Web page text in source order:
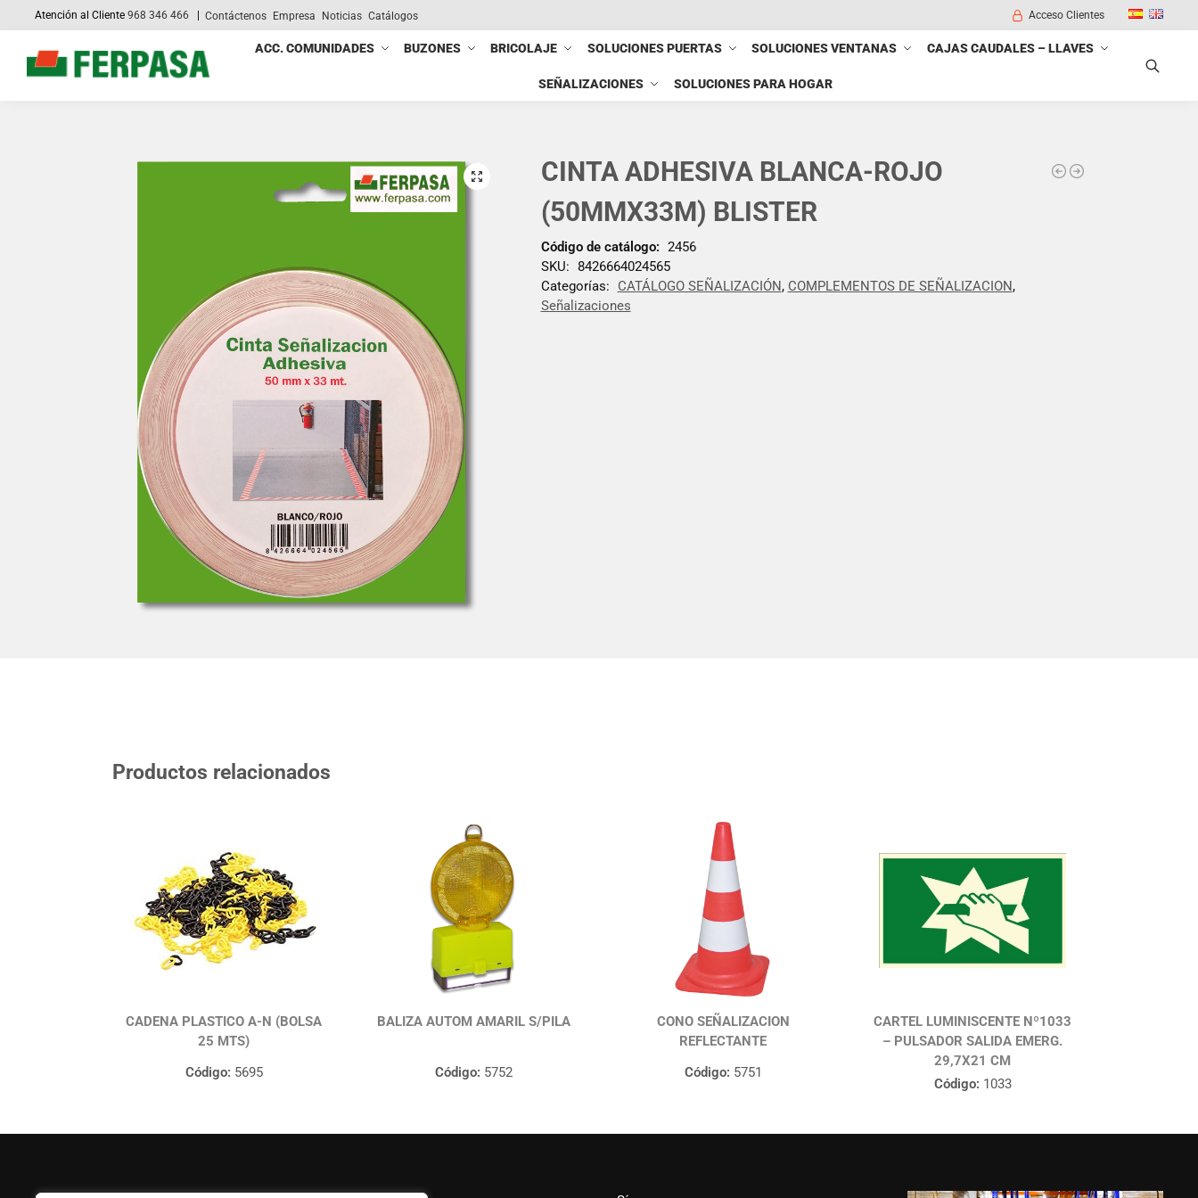
Atención al Cliente968 346 466 Contáctenos Empresa Noticias Catálogos Acceso Clientes
ACC. COMUNIDADES BUZONES BRICOLAJE SOLUCIONES PUERTAS SOLUCIONES VENTANAS CAJAS CAUDALES – LLAVES
SEÑALIZACIONES SOLUCIONES PARA HOGAR
Search
CINTA ADHESIVA BLANCA-ROJO
(50MMX33M) BLISTER
Código de catálogo: 2456
SKU: 8426664024565
Categorías:
CATÁLOGO SEÑALIZACIÓN, COMPLEMENTOS DE SEÑALIZACION,
Señalizaciones
Productos relacionados
CADENA PLASTICO A-N (BOLSA
25 MTS)
Código: 5695
BALIZA AUTOM AMARIL S/PILA
Código: 5752
CONO SEÑALIZACION
REFLECTANTE
Código: 5751
CARTEL LUMINISCENTE Nº1033
– PULSADOR SALIDA EMERG.
29,7X21 CM
Código: 1033